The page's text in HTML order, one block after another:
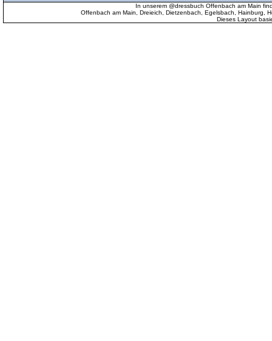
In unserem @dressbuch Offenbach am Main
Offenbach am Main, Dreieich, Dietzenbach, Egelsbach, Hainburg,
Dieses Layout